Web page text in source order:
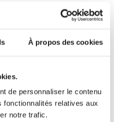
À propos des cookies
de personnaliser le contenu
relatives aux
notre trafic.